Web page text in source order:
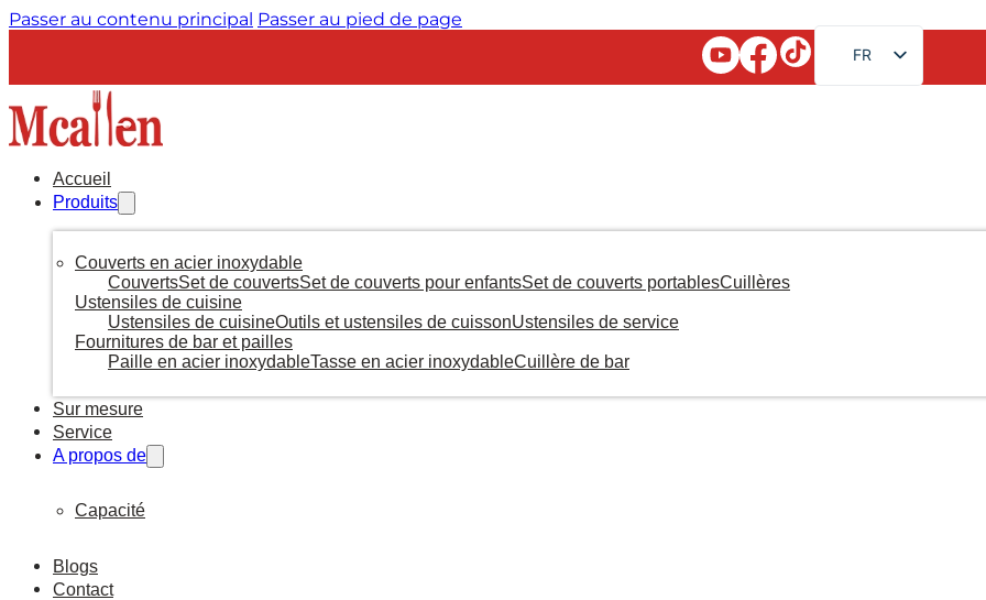
Passer au contenu principal Passer au pied de page
FR
EN
DE
Accueil
Produits
Couverts en acier inoxydable
CouvertsSet de couvertsSet de couverts pour enfantsSet de couverts portablesCuillères
Ustensiles de cuisine
Ustensiles de cuisineOutils et ustensiles de cuissonUstensiles de service
Fournitures de bar et pailles
Paille en acier inoxydableTasse en acier inoxydableCuillère de bar
Sur mesure
Service
A propos de
Capacité
Blogs
Contact